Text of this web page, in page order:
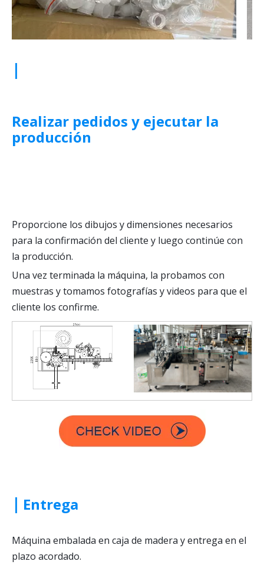
|
Realizar pedidos y ejecutar la
producción
Proporcione los dibujos y dimensiones necesarios
para la confirmación del cliente y luego continúe con
la producción.
Una vez terminada la máquina, la probamos con
muestras y tomamos fotografías y videos para que el
cliente los confirme.
| Entrega
Máquina embalada en caja de madera y entrega en el
plazo acordado.